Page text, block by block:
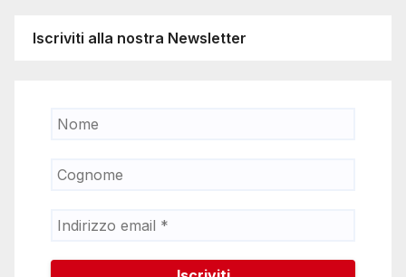
Iscriviti alla nostra Newsletter